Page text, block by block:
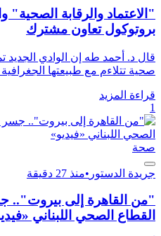
"الاعتماد والرقابة الصحية"
بروتوكول تعاون مشترك
قال د. أحمد طه إن الوادي الجديد
صحية تتلاءم مع طبيعتها
قراءة المزيد
1
صحة
جريدة الدستور •منذ 27 دقيقة
"من القاهرة إلى بيروت"..
القطاع الصحي اللبناني